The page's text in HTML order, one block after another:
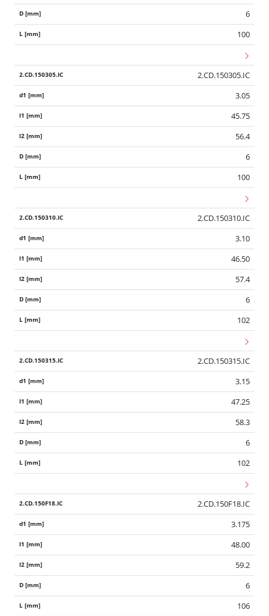
6
100
2.CD.150305.IC
3.05
45.75
56.4
6
100
2.CD.150310.IC
3.10
46.50
57.4
6
102
2.CD.150315.IC
3.15
47.25
58.3
6
102
2.CD.150F18.IC
3.175
48.00
59.2
6
106